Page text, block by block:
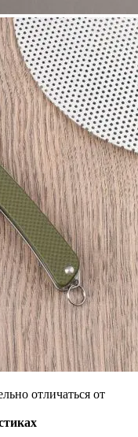
отличаться от